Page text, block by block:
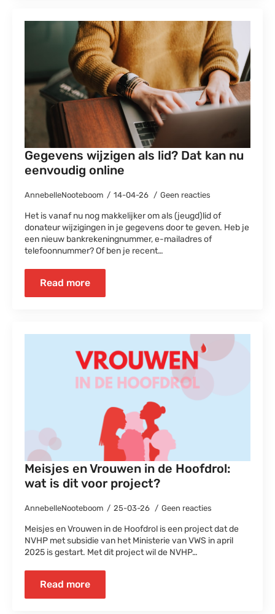
Gegevens wijzigen als lid? Dat kan nu
eenvoudig online
AnnebelleNooteboom 14-04-26 Geen reacties
Het is vanaf nu nog makkelijker om als (jeugd)lid of
donateur wijzigingen in je gegevens door te geven. Heb je
een nieuw bankrekeningnummer, e-mailadres of
telefoonnummer? Of ben je recent…
Read more
Meisjes en Vrouwen in de Hoofdrol:
wat is dit voor project?
AnnebelleNooteboom 25-03-26 Geen reacties
Meisjes en Vrouwen in de Hoofdrol is een project dat de
NVHP met subsidie van het Ministerie van VWS in april
2025 is gestart. Met dit project wil de NVHP…
Read more